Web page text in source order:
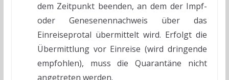
dem Zeitpunkt beenden, an dem der Impf-
oder Genesenennachweis über das
Einreiseprotal übermittelt wird. Erfolgt die
Übermittlung vor Einreise (wird dringende
empfohlen), muss die Quarantäne nicht
angetreten werden.